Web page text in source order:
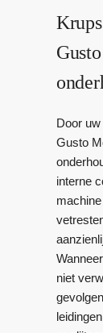
Door
Gusto
interne
niet